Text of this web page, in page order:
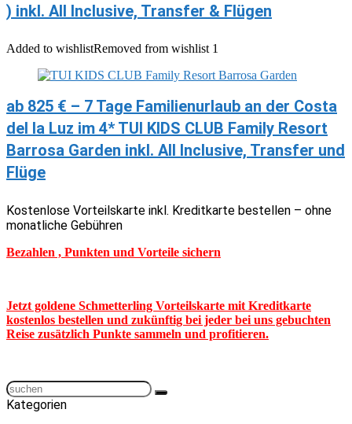
) inkl. All Inclusive, Transfer & Flügen
Added to wishlistRemoved from wishlist 1
ab 825 € – 7 Tage Familienurlaub an der Costa
del la Luz im 4* TUI KIDS CLUB Family Resort
Barrosa Garden inkl. All Inclusive, Transfer und
Flüge
Kostenlose Vorteilskarte inkl. Kreditkarte bestellen – ohne
monatliche Gebühren
Bezahlen , Punkten und Vorteile sichern
Jetzt goldene Schmetterling Vorteilskarte mit Kreditkarte
kostenlos bestellen und zukünftig bei jeder bei uns gebuchten
Reise zusätzlich Punkte sammeln und profitieren.
Kategorien